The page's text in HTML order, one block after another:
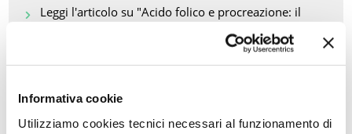
Informativa cookie
Utilizziamo cookies tecnici necessari al funzionamento di
Leggi l'articolo su "Acido folico e procreazione: il